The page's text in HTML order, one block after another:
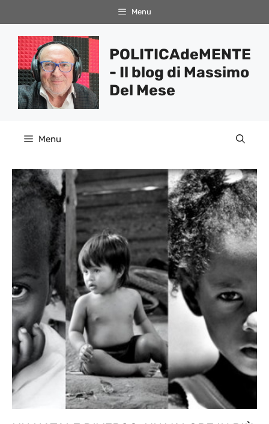
al
contenuto
Menu
POLITICAdeMENTE
- Il blog di Massimo
Del Mese
Menu